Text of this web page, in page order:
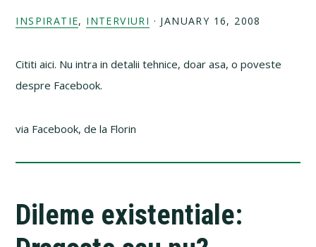
INSPIRATIE, INTERVIURI · JANUARY 16, 2008
Cititi aici. Nu intra in detalii tehnice, doar asa, o poveste
despre Facebook.
via Facebook, de la Florin
Dileme existentiale: